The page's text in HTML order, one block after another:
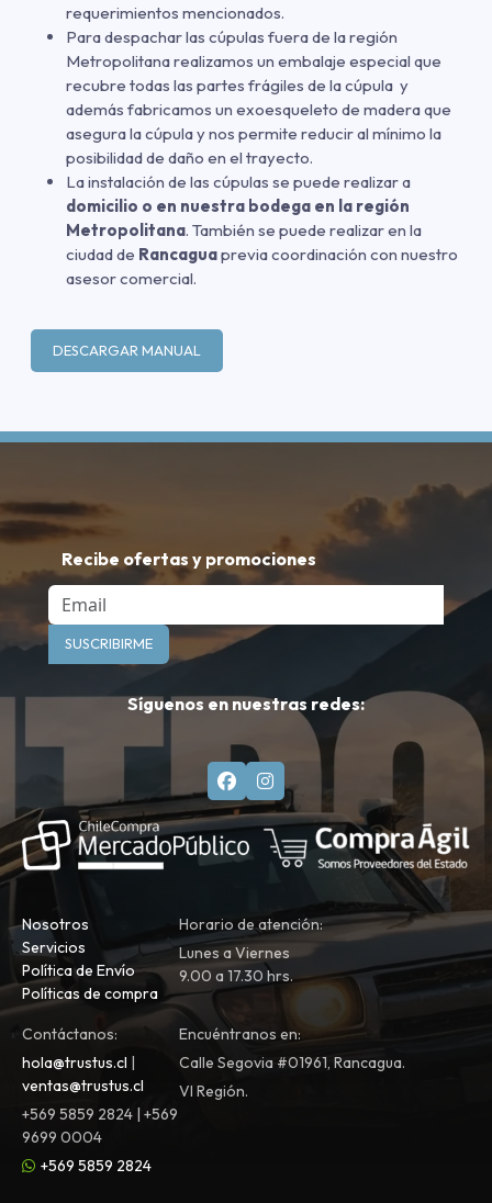
requerimientos mencionados.
Para despachar las cúpulas fuera de la región
Metropolitana realizamos un embalaje especial que
recubre todas las partes frágiles de la cúpula y
además fabricamos un exoesqueleto de madera que
asegura la cúpula y nos permite reducir al mínimo la
posibilidad de daño en el trayecto.
La instalación de las cúpulas se puede realizar a
domicilio o en nuestra bodega en la región
Metropolitana. También se puede realizar en la
ciudad de Rancaguaprevia coordinación con nuestro
asesor comercial.
DESCARGAR MANUAL
Recibe ofertas y promociones
Email
SUSCRIBIRME
Síguenos en nuestras redes:
Nosotros
Servicios
Política de Envío
Políticas de compra
Horario de atención:
Lunes a Viernes
9.00 a 17.30 hrs.
Contáctanos:
hola@trustus.cl
ventas@trustus.cl
+569 5859 2824 | +569
9699 0004
+569 5859 2824
Encuéntranos en:
Calle Segovia #01961, Rancagua.
VI Región.